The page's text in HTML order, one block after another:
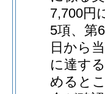
7,700円
5項、第
日から
に達す
めると